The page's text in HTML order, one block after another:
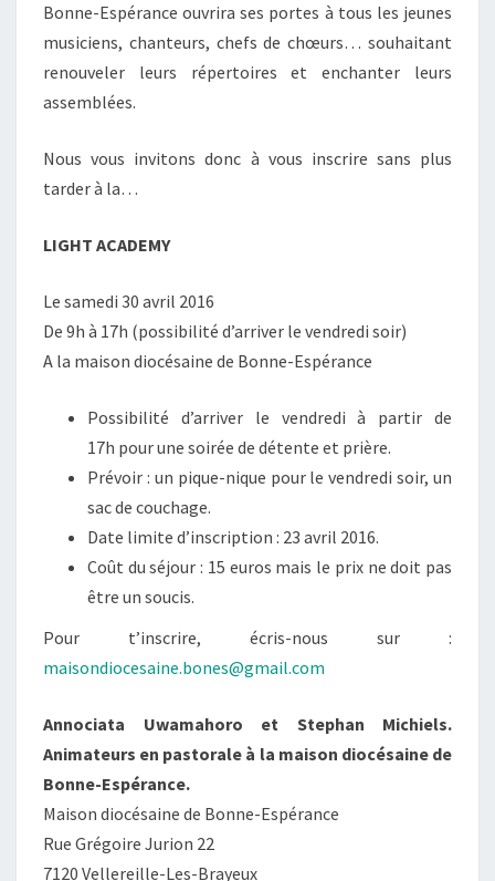
Bonne-Espérance ouvrira ses portes à tous les jeunes
musiciens, chanteurs, chefs de chœurs… souhaitant
renouveler leurs répertoires et enchanter leurs
assemblées.
Nous vous invitons donc à vous inscrire sans plus
tarder à la…
LIGHT ACADEMY
Le samedi 30 avril 2016
De 9h à 17h (possibilité d’arriver le vendredi soir)
A la maison diocésaine de Bonne-Espérance
Possibilité d’arriver le vendredi à partir de
17h pour une soirée de détente et prière.
Prévoir : un pique-nique pour le vendredi soir, un
sac de couchage.
Date limite d’inscription : 23 avril 2016.
Coût du séjour : 15 euros mais le prix ne doit pas
être un soucis.
Pour t’inscrire, écris-nous sur :
maisondiocesaine.bones@gmail.com
Annociata Uwamahoro et Stephan Michiels.
Animateurs en pastorale à la maison diocésaine de
Bonne-Espérance.
Maison diocésaine de Bonne-Espérance
Rue Grégoire Jurion 22
7120 Vellereille-Les-Brayeux